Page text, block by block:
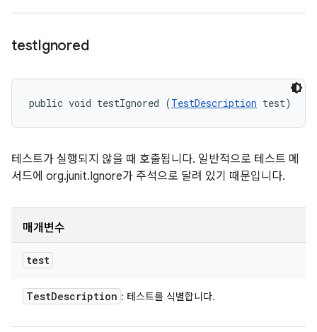
testIgnored
public void testIgnored (TestDescription test)
테스트가 실행되지 않을 때 호출됩니다. 일반적으로 테스트 메
서드에 org.junit.Ignore가 주석으로 달려 있기 때문입니다.
매개변수
test
TestDescription : 테스트를 식별합니다.